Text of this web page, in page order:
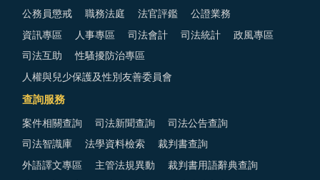
公務員懲戒 職務法庭 法官評鑑 公證業務
資訊專區 人事專區 司法會計 司法統計 政風專區
司法互助 性騷擾防治專區
人權與兒少保護及性別友善委員會
查詢服務
案件相關查詢 司法新聞查詢 司法公告查詢
司法智識庫 法學資料檢索 裁判書查詢
外語譯文專區 主管法規異動 裁判書用語辭典查詢